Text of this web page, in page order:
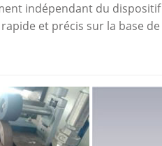
indépendant du
et précis sur la base